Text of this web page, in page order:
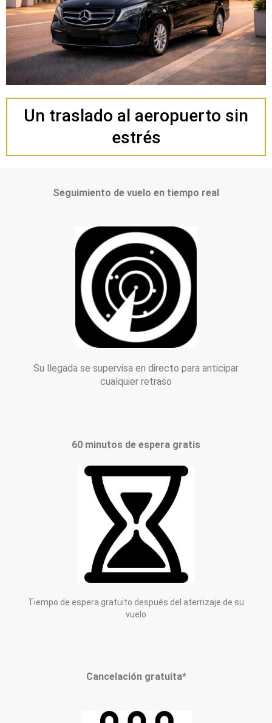
Un traslado al aeropuerto sin
estrés
Seguimiento de vuelo en tiempo real
Su llegada se supervisa en directo para anticipar
cualquier retraso
60 minutos de espera gratis
Tiempo de espera gratuito después del aterrizaje de su
vuelo
Cancelación gratuita*